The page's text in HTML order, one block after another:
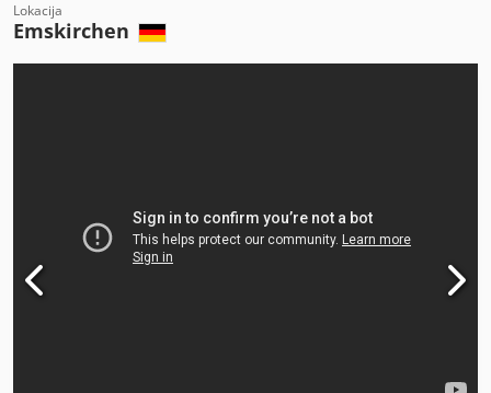
Lokacija
Emskirchen